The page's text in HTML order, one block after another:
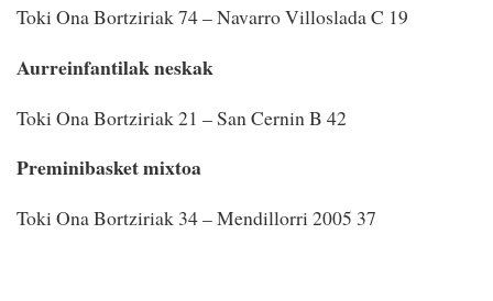
Toki Ona Bortziriak 74 – Navarro Villoslada C 19
Aurreinfantilak neskak
Toki Ona Bortziriak 21 – San Cernin B 42
Preminibasket mixtoa
Toki Ona Bortziriak 34 – Mendillorri 2005 37